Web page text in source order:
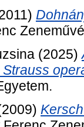
(2025)